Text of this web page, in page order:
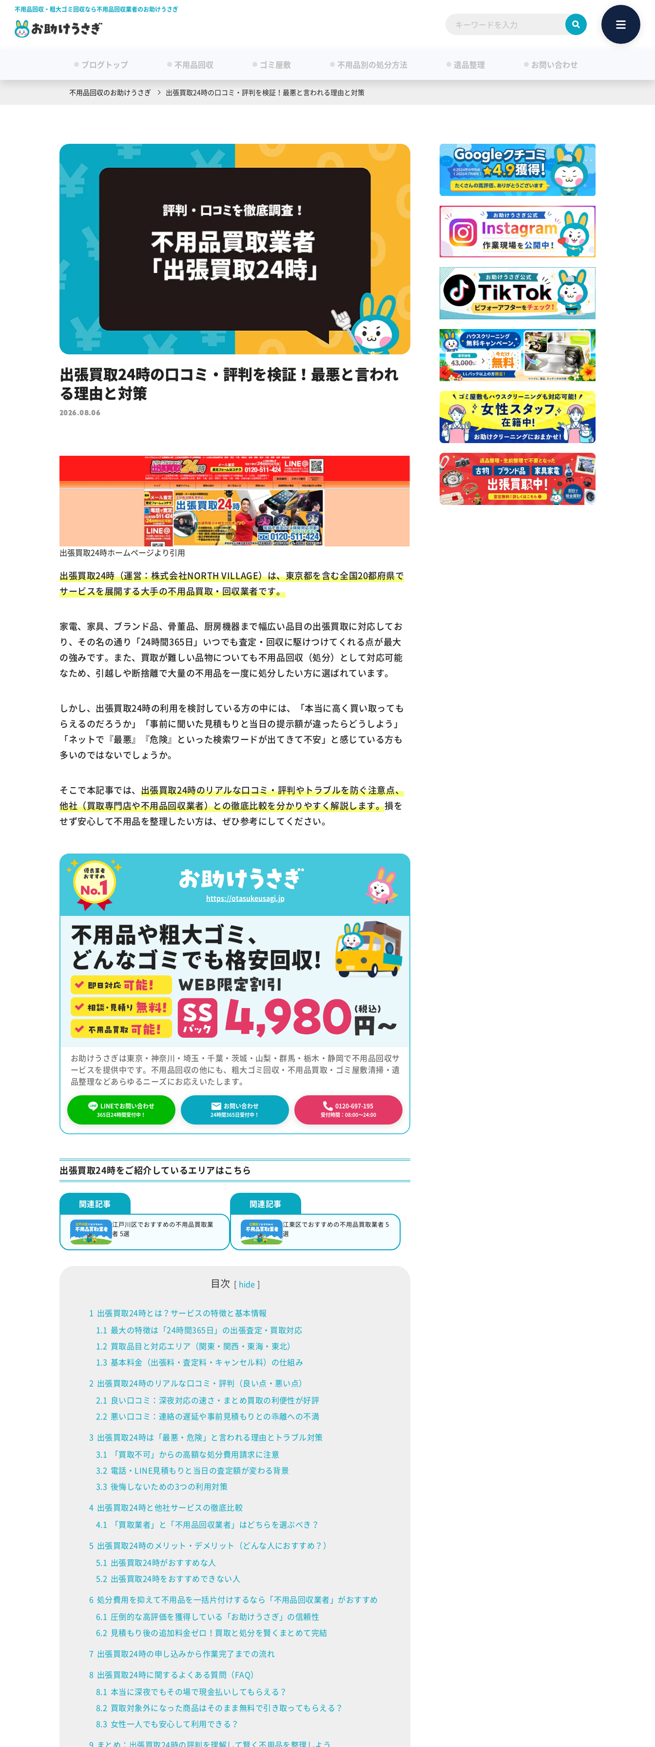
不用品回収・粗大ゴミ回収なら不用品回収業者のお助けうさぎ
ブログトップ 不用品回収 ゴミ屋敷 不用品別の処分方法 遺品整理 お問い合わせ
不用品回収のお助けうさぎ 出張買取24時の口コミ・評判を検証！最悪と言われる理由と対策
出張買取24時の口コミ・評判を検証！最悪と言われ
る理由と対策
2026.08.06
出張買取24時ホームページより引用
出張買取24時（運営：株式会社NORTH VILLAGE）は、東京都を含む全国20都府県で
サービスを展開する大手の不用品買取・回収業者です。
家電、家具、ブランド品、骨董品、厨房機器まで幅広い品目の出張買取に対応してお
り、その名の通り「24時間365日」いつでも査定・回収に駆けつけてくれる点が最大
の強みです。また、買取が難しい品物についても不用品回収（処分）として対応可能
なため、引越しや断捨離で大量の不用品を一度に処分したい方に選ばれています。
しかし、出張買取24時の利用を検討している方の中には、「本当に高く買い取っても
らえるのだろうか」「事前に聞いた見積もりと当日の提示額が違ったらどうしよう」
「ネットで『最悪』『危険』といった検索ワードが出てきて不安」と感じている方も
多いのではないでしょうか。
そこで本記事では、 出張買取24時のリアルな口コミ・評判やトラブルを防ぐ注意点、
他社（買取専門店や不用品回収業者）との徹底比較を分かりやすく解説します。損を
せず安心して不用品を整理したい方は、ぜひ参考にしてください。
https://otasukeusagi.jp
不用品や粗大ゴミ、
どんなゴミでも格安回収!
お助けうさぎは東京・神奈川・埼玉・千葉・茨城・山梨・群馬・栃木・静岡で不用品回収サ
ービスを提供中です。不用品回収の他にも、粗大ゴミ回収・不用品買取・ゴミ屋敷清掃・遺
品整理などあらゆるニーズにお応えいたします。
LINEでお問い合わせ
365日24時間受付中！
お問い合わせ
24時間365日受付中！
0120-697-195
受付時間：08:00〜24:00
出張買取24時をご紹介しているエリアはこちら
江戸川区でおすすめの不用品買取業
者 5選
江東区でおすすめの不用品買取業者 5
選
目次 hide
1 出張買取24時とは？サービスの特徴と基本情報
1.1 最大の特徴は「24時間365日」の出張査定・買取対応
1.2 買取品目と対応エリア（関東・関西・東海・東北）
1.3 基本料金（出張料・査定料・キャンセル料）の仕組み
2 出張買取24時のリアルな口コミ・評判（良い点・悪い点）
2.1 良い口コミ：深夜対応の速さ・まとめ買取の利便性が好評
2.2 悪い口コミ：連絡の遅延や事前見積もりとの乖離への不満
3 出張買取24時は「最悪・危険」と言われる理由とトラブル対策
3.1
「買取不可」からの高額な処分費用請求に注意
3.2 電話・LINE見積もりと当日の査定額が変わる背景
3.3 後悔しないための3つの利用対策
4 出張買取24時と他社サービスの徹底比較
4.1
「買取業者」と「不用品回収業者」はどちらを選ぶべき？
5 出張買取24時のメリット・デメリット（どんな人におすすめ？）
5.1 出張買取24時がおすすめな人
5.2 出張買取24時をおすすめできない人
6 処分費用を抑えて不用品を一括片付けするなら「不用品回収業者」がおすすめ
6.1 圧倒的な高評価を獲得している「お助けうさぎ」の信頼性
6.2 見積もり後の追加料金ゼロ！買取と処分を賢くまとめて完結
7 出張買取24時の申し込みから作業完了までの流れ
8 出張買取24時に関するよくある質問（FAQ）
8.1 本当に深夜でもその場で現金払いしてもらえる？
8.2 買取対象外になった商品はそのまま無料で引き取ってもらえる？
8.3 女性一人でも安心して利用できる？